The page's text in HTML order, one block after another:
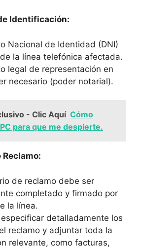
Identificación:
Nacional de Identidad (DNI)
la línea telefónica afectada.
legal de representación en
necesario (poder notarial).
- Clic Aquí Cómo
para que me despierte.
Reclamo:
de reclamo debe ser‍
completado⁢ y firmado por
la⁤ línea.
detalladamente los
reclamo y adjuntar toda la
relevante, como facturas,